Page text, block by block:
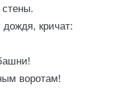
кричат:
воротам!